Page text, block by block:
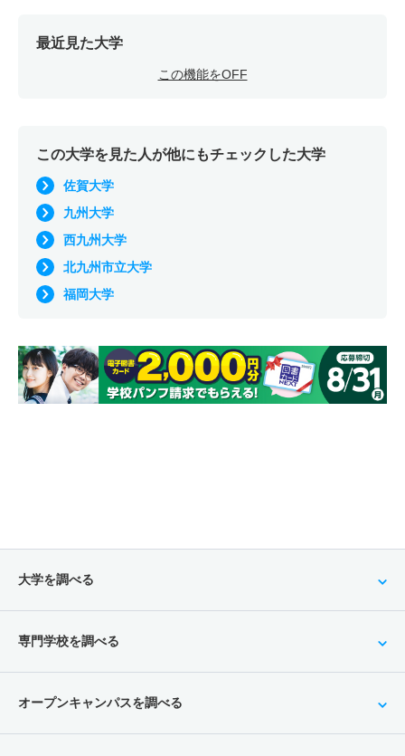
最近見た大学
この機能をOFF
この大学を見た人が他にもチェックした大学
佐賀大学
九州大学
西九州大学
北九州市立大学
福岡大学
大学を調べる
専門学校を調べる
オープンキャンパスを調べる